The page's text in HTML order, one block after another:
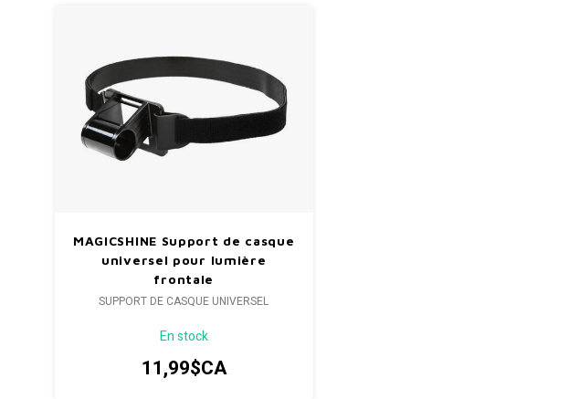
MAGICSHINE Support de casque
universel pour lumière
frontale
SUPPORT DE CASQUE UNIVERSEL
En stock
11,99$CA